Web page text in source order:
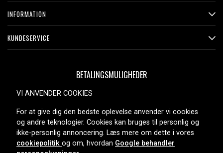
INFORMATION
KUNDESERVICE
BETALINGSMULIGHEDER
LEVERINGSMULIGHEDER
VI ANVENDER COOKIES
For at give dig den bedste oplevelse anvender vi cookies
og andre teknologier. Cookies kan bruges til personlig og
ikke-personlig annoncering. Læs mere om dette i vores
cookiepolitik og om, hvordan Google behandler